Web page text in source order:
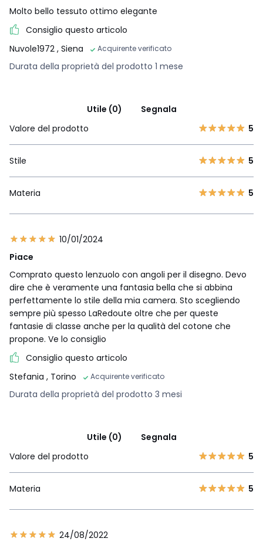
Molto bello tessuto ottimo elegante
Consiglio questo articolo
Nuvole1972 , Siena Acquirente verificato
Durata della proprietà del prodotto 1 mese
Utile (0)
Segnala
Valore del prodotto
5
Stile 5
Materia 5
10/01/2024
Piace
Comprato questo lenzuolo con angoli per il disegno. Devo
dire che è veramente una fantasia bella che si abbina
perfettamente lo stile della mia camera. Sto scegliendo
sempre più spesso LaRedoute oltre che per queste
fantasie di classe anche per la qualità del cotone che
propone. Ve lo consiglio
Consiglio questo articolo
Stefania , Torino Acquirente verificato
Durata della proprietà del prodotto 3 mesi
Utile (0)
Segnala
Valore del prodotto
5
Materia 5
24/08/2022